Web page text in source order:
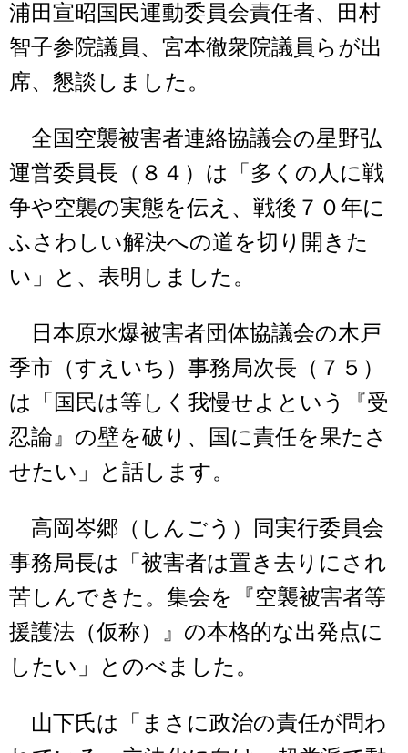
浦田宣昭国民運動委員会責任者、田村
智子参院議員、宮本徹衆院議員らが出
席、懇談しました。
全国空襲被害者連絡協議会の星野弘
運営委員長（８４）は「多くの人に戦
争や空襲の実態を伝え、戦後７０年に
ふさわしい解決への道を切り開きた
い」と、表明しました。
日本原水爆被害者団体協議会の木戸
季市（すえいち）事務局次長（７５）
は「国民は等しく我慢せよという『受
忍論』の壁を破り、国に責任を果たさ
せたい」と話します。
高岡岑郷（しんごう）同実行委員会
事務局長は「被害者は置き去りにされ
苦しんできた。集会を『空襲被害者等
援護法（仮称）』の本格的な出発点に
したい」とのべました。
山下氏は「まさに政治の責任が問わ